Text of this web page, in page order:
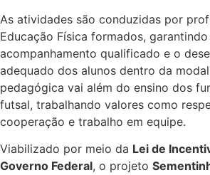
As atividades são conduzidas por
Educação Física formados, garantindo
acompanhamento qualificado e o
adequado dos alunos dentro da
pedagógica vai além do ensino dos
futsal, trabalhando valores como
cooperação e trabalho em equipe.
Viabilizado por meio da Lei de
Governo Federal, o projeto